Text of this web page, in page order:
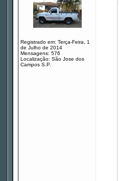
Registrado em: Terça-Feira, 1
de Julho de 2014
Mensagens: 576
Localização: São Jose dos
Campos S.P.